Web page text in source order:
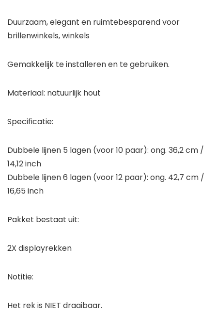
Duurzaam, elegant en ruimtebesparend voor
brillenwinkels, winkels
Gemakkelijk te installeren en te gebruiken.
Materiaal: natuurlijk hout
Specificatie:
Dubbele lijnen 5 lagen (voor 10 paar): ong. 36,2 cm /
14,12 inch
Dubbele lijnen 6 lagen (voor 12 paar): ong. 42,7 cm /
16,65 inch
Pakket bestaat uit:
2X displayrekken
Notitie:
Het rek is NIET draaibaar.